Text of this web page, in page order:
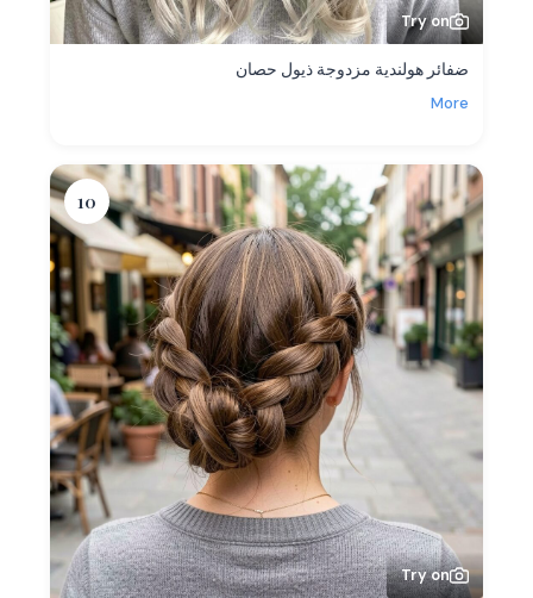
Try on
ضفائر هولندية مزدوجة ذيول حصان
More
10
Try on